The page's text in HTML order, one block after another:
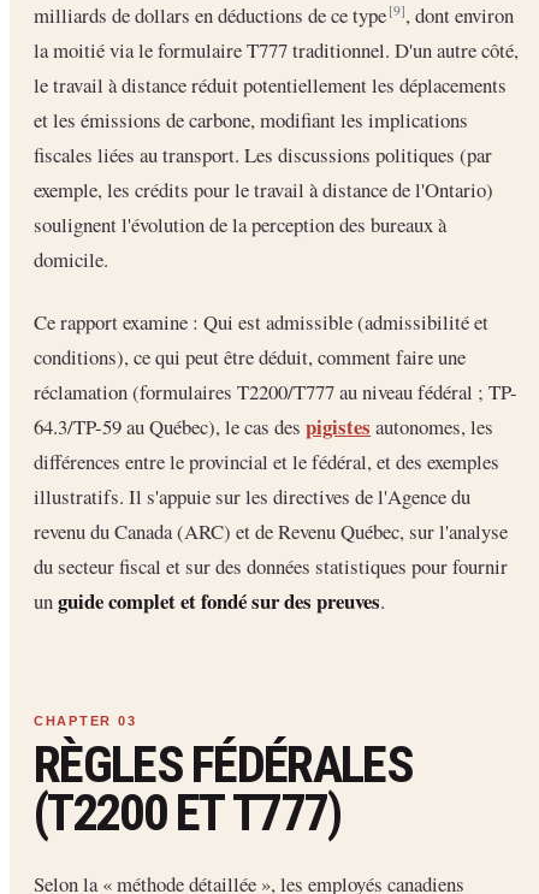
milliards de dollars en déductions de ce type[9], dont environ
la moitié via le formulaire T777 traditionnel. D'un autre côté,
le travail à distance réduit potentiellement les déplacements
et les émissions de carbone, modifiant les implications
fiscales liées au transport. Les discussions politiques (par
exemple, les crédits pour le travail à distance de l'Ontario)
soulignent l'évolution de la perception des bureaux à
domicile.
Ce rapport examine : Qui est admissible (admissibilité et
conditions), ce qui peut être déduit, comment faire une
réclamation (formulaires T2200/T777 au niveau fédéral ; TP-
64.3/TP-59 au Québec), le cas des pigistes autonomes, les
différences entre le provincial et le fédéral, et des exemples
illustratifs. Il s'appuie sur les directives de l'Agence du
revenu du Canada (ARC) et de Revenu Québec, sur l'analyse
du secteur fiscal et sur des données statistiques pour fournir
unguide complet et fondé sur des preuves.
RÈGLES FÉDÉRALES
(T2200 ET T777)
Selon la « méthode détaillée », les employés canadiens